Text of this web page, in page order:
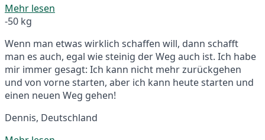
Mehr lesen
-50 kg
Wenn man etwas wirklich schaffen will, dann schafft
man es auch, egal wie steinig der Weg auch ist. Ich habe
mir immer gesagt: Ich kann nicht mehr zurückgehen
und von vorne starten, aber ich kann heute starten und
einen neuen Weg gehen!
Dennis, Deutschland